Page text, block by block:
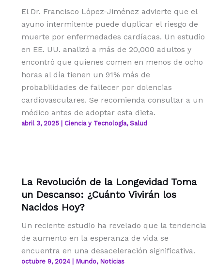
El Dr. Francisco López-Jiménez advierte que el
ayuno intermitente puede duplicar el riesgo de
muerte por enfermedades cardíacas. Un estudio
en EE. UU. analizó a más de 20,000 adultos y
encontró que quienes comen en menos de ocho
horas al día tienen un 91% más de
probabilidades de fallecer por dolencias
cardiovasculares. Se recomienda consultar a un
médico antes de adoptar esta dieta.
abril 3, 2025 Ciencia y Tecnología, Salud
La Revolución de la Longevidad Toma
un Descanso: ¿Cuánto Vivirán los
Nacidos Hoy?
Un reciente estudio ha revelado que la tendencia
de aumento en la esperanza de vida se
encuentra en una desaceleración significativa.
octubre 9, 2024 Mundo, Noticias